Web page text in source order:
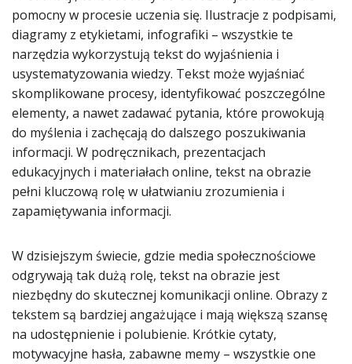
pomocny w procesie uczenia się. Ilustracje z podpisami,
diagramy z etykietami, infografiki – wszystkie te
narzędzia wykorzystują tekst do wyjaśnienia i
usystematyzowania wiedzy. Tekst może wyjaśniać
skomplikowane procesy, identyfikować poszczególne
elementy, a nawet zadawać pytania, które prowokują
do myślenia i zachęcają do dalszego poszukiwania
informacji. W podręcznikach, prezentacjach
edukacyjnych i materiałach online, tekst na obrazie
pełni kluczową rolę w ułatwianiu zrozumienia i
zapamiętywania informacji.
W dzisiejszym świecie, gdzie media społecznościowe
odgrywają tak dużą rolę, tekst na obrazie jest
niezbędny do skutecznej komunikacji online. Obrazy z
tekstem są bardziej angażujące i mają większą szansę
na udostępnienie i polubienie. Krótkie cytaty,
motywacyjne hasła, zabawne memy – wszystkie one